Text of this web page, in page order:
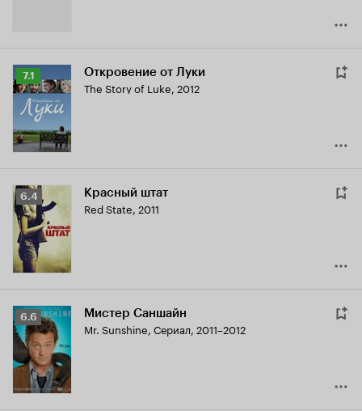
Рейтинг
Кинопоиска
7.1
7.1 Откровение от Луки
The Story of Luke, 2012
Рейтинг
Кинопоиска
6.4
6.4 Красный штат
Red State, 2011
Рейтинг
Кинопоиска
6.6
6.6 Мистер Саншайн
Mr. Sunshine, Сериал, 2011–2012